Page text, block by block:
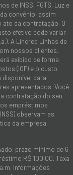
de INSS, FGTS, Luz e
convênio, assim
da contratação. O
efetivo pode variar
A Lincred Linhas de
nossos clientes.
exibido de forma
(IOF) e o custo
disponível para
apresentados. Você
contratação do seu
empréstimos
observam as
da empresa
prazo mínimo de 6
R$ 100,00. Taxa
Informações